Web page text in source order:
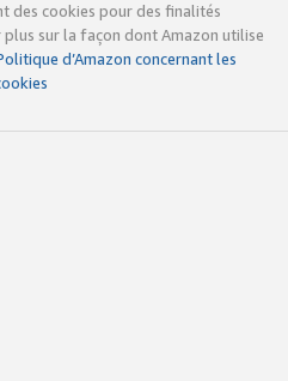
des cookies pour des finalités
sur la façon dont Amazon utilise
d’Amazon concernant les